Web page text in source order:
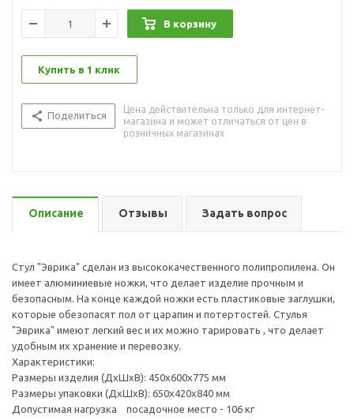
В корзину
Купить в 1 клик
Поделиться
Цена действительна только для интернет-
магазина и может отличаться от цен в
розничных магазинах
Описание Отзывы Задать вопрос
Стул "Эврика" сделан из высококачественного полипропилена. Он
имеет алюминиевые ножки, что делает изделие прочным и
безопасным. На конце каждой ножки есть пластиковые заглушки,
которые обезопасят пол от царапин и потертостей. Стулья
"Эврика" имеют легкий вес и их можно тарировать , что делает
удобным их хранение и перевозку.
Характеристики:
Размеры изделия (ДхШхВ): 450х600х775 мм
Размеры упаковки (ДхШхВ): 650х420х840 мм
Допустимая нагрузка посадочное место - 106 кг